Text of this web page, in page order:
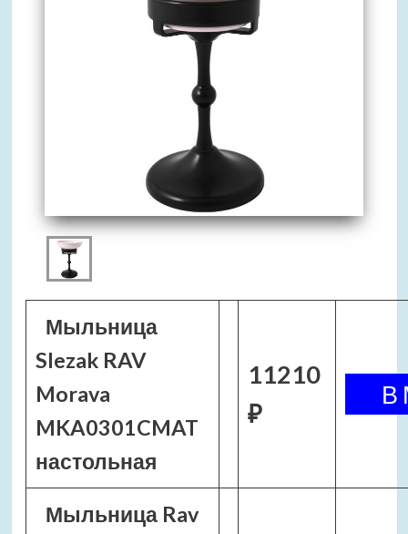
Мыльница
Slezak RAV
Morava
MKA0301CMAT
настольная
11210
₽
Мыльница Rav